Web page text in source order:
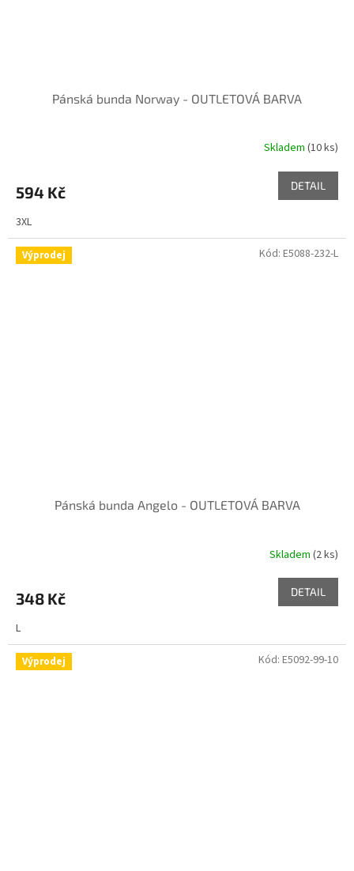
Pánská bunda Norway - OUTLETOVÁ BARVA
Skladem (10 ks)
594 Kč DETAIL
3XL
Výprodej
Pánská bunda Angelo - OUTLETOVÁ BARVA
Skladem (2 ks)
348 Kč DETAIL
L
Kód: E5088-232-L
Výprodej Kód: E5092-99-10